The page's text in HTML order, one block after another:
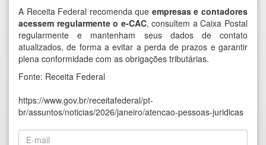
A Receita Federal recomenda que empresas e contadores
acessem regularmente o e-CAC, consultem a Caixa Postal
regularmente e mantenham seus dados de contato
atualizados, de forma a evitar a perda de prazos e garantir
plena conformidade com as obrigações tributárias.
Fonte: Receita Federal
https://www.gov.br/receitafederal/pt-
br/assuntos/noticias/2026/janeiro/atencao-pessoas-juridicas